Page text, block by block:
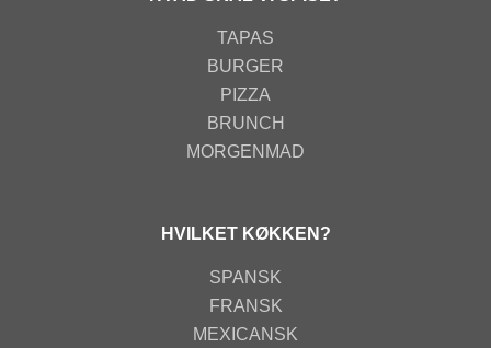
TAPAS
BURGER
PIZZA
BRUNCH
MORGENMAD
HVILKET KØKKEN?
SPANSK
FRANSK
MEXICANSK